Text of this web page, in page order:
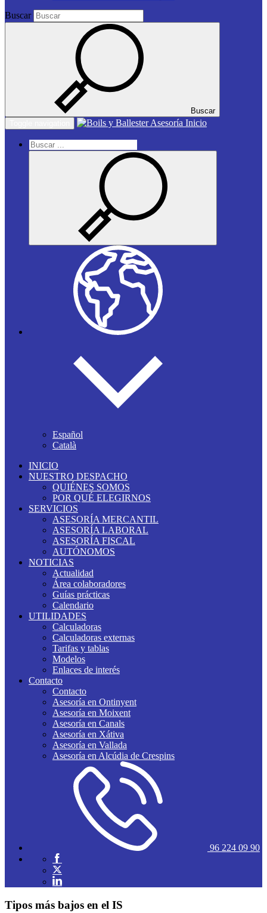
Buscar
Buscar
Inicio
Español
Català
INICIO
NUESTRO DESPACHO
QUIÉNES SOMOS
POR QUÉ ELEGIRNOS
SERVICIOS
ASESORÍA MERCANTIL
ASESORÍA LABORAL
ASESORÍA FISCAL
AUTÓNOMOS
NOTICIAS
Actualidad
Área colaboradores
Guías prácticas
Calendario
UTILIDADES
Calculadoras
Calculadoras externas
Tarifas y tablas
Modelos
Enlaces de interés
Contacto
Contacto
Asesoría en Ontinyent
Asesoría en Moixent
Asesoría en Canals
Asesoría en Xátiva
Asesoría en Vallada
Asesoría en Alcúdia de Crespins
96 224 09 90
Tipos más bajos en el IS